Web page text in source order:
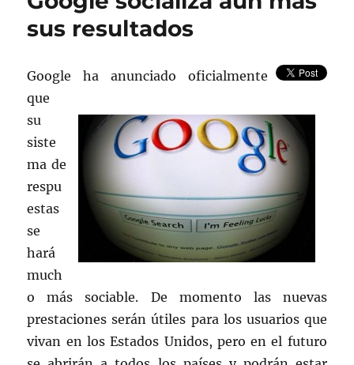
cambios
sus resultados
Google ha anunciado oficialmente
que
su
siste
ma de
respu
estas
se
hará
much
o más sociable. De momento las nuevas
prestaciones serán útiles para los usuarios que
vivan en los Estados Unidos, pero en el futuro